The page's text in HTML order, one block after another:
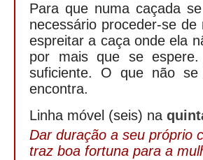
Para que numa caçada
necessário proceder-se
espreitar a caça onde ela
por mais que se
suficiente. O que não
encontra.
Linha móvel (seis) na
Dar duração a seu próprio
traz boa fortuna para a